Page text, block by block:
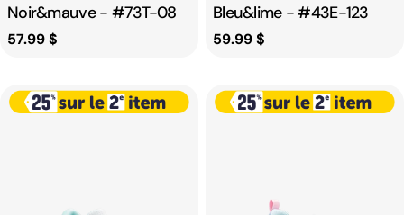
Noir&mauve - #73T-08
Prix
57.99 $
Bleu&lime - #43E-123
Prix
59.99 $